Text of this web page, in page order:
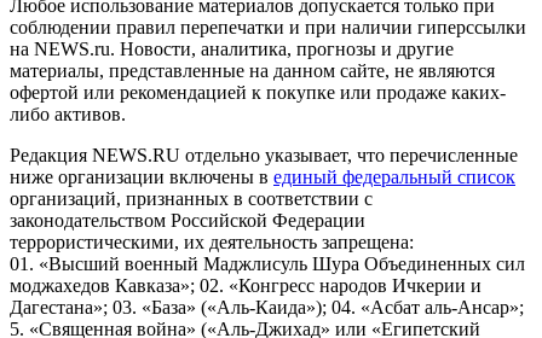
Любое использование материалов допускается только при
соблюдении правил перепечатки и при наличии гиперссылки
на NEWS.ru. Новости, аналитика, прогнозы и другие
материалы, представленные на данном сайте, не являются
офертой или рекомендацией к покупке или продаже каких-
либо активов.
Редакция NEWS.RU отдельно указывает, что перечисленные
ниже организации включены в единый федеральный список
организаций, признанных в соответствии с
законодательством Российской Федерации
террористическими, их деятельность запрещена:
01. «Высший военный Маджлисуль Шура Объединенных сил
моджахедов Кавказа»; 02. «Конгресс народов Ичкерии и
Дагестана»; 03. «База» («Аль-Каида»); 04. «Асбат аль-Ансар»;
5. «Священная война» («Аль-Джихад» или «Египетский